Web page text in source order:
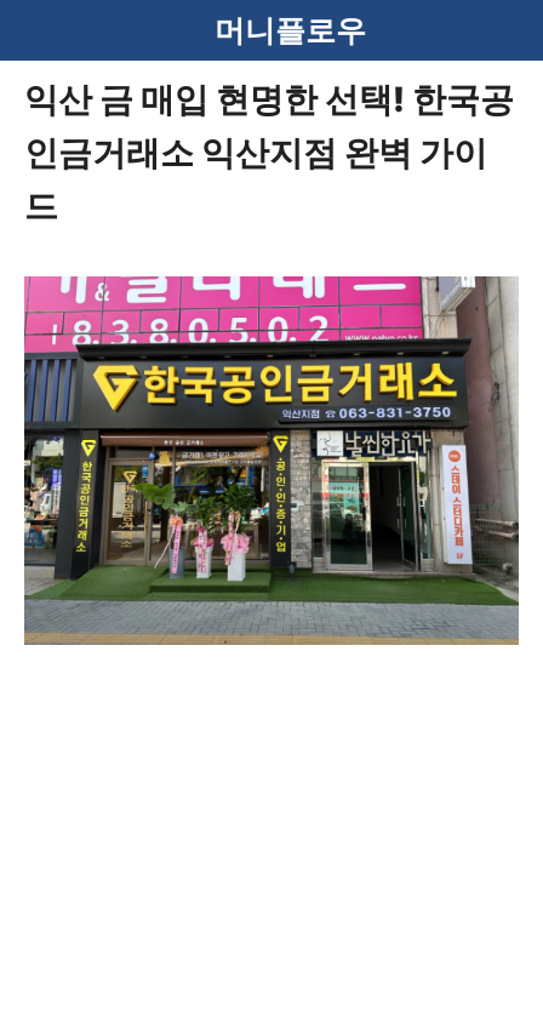
텐
머니플로우
익산 금 매입 현명한 선택! 한국공
인금거래소 익산지점 완벽 가이
드